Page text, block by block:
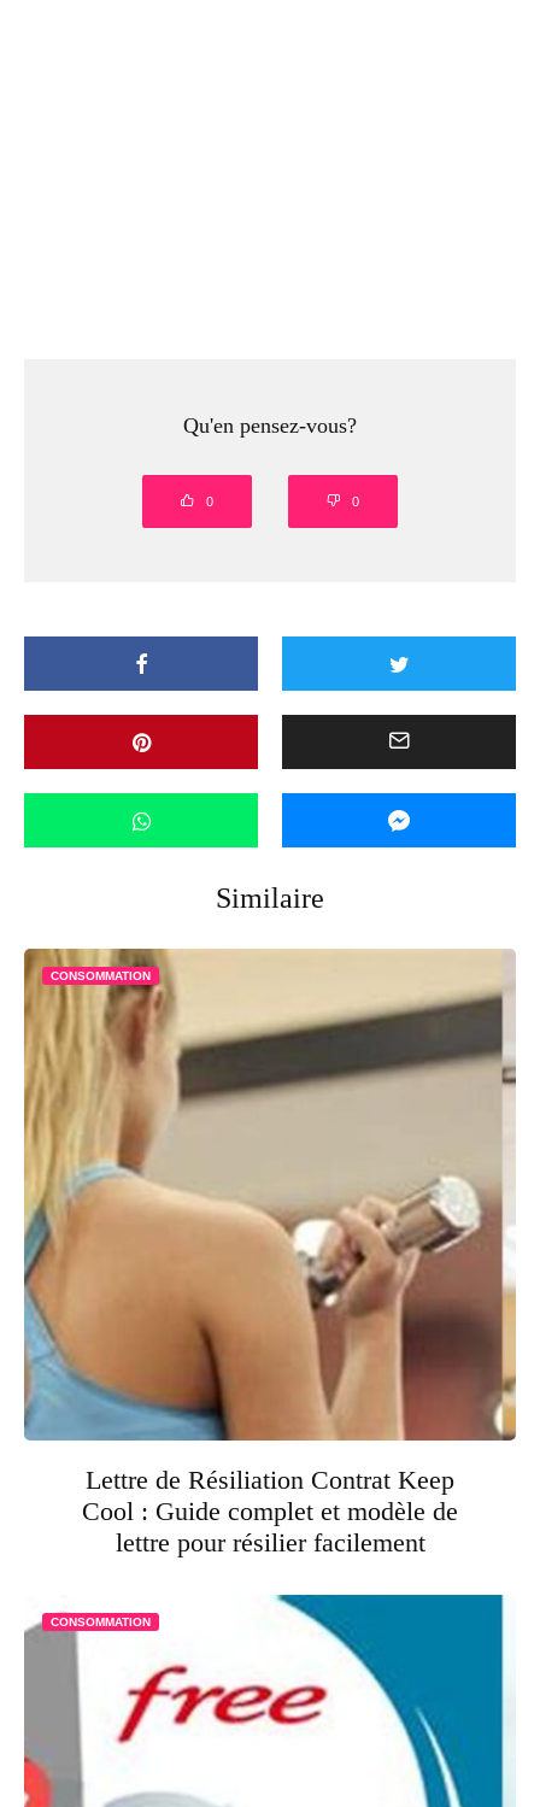
Qu'en pensez-vous?
0 0
Similaire
CONSOMMATION
Lettre de Résiliation Contrat Keep
Cool : Guide complet et modèle de
lettre pour résilier facilement
CONSOMMATION